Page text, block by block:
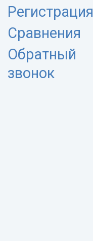
Регистрация
Сравнения
Обратный
звонок